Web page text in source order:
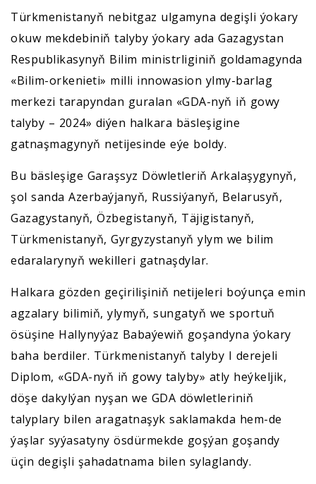
Türkmenistanyň nebitgaz ulgamyna degişli ýokary
okuw mekdebiniň talyby ýokary ada Gazagystan
Respublikasynyň Bilim ministrliginiň goldamagynda
«Bilim-orkenieti» milli innowasion ylmy-barlag
merkezi tarapyndan guralan «GDA-nyň iň gowy
talyby – 2024» diýen halkara bäsleşigine
gatnaşmagynyň netijesinde eýe boldy.
Bu bäsleşige Garaşsyz Döwletleriň Arkalaşygynyň,
şol sanda Azerbaýjanyň, Russiýanyň, Belarusyň,
Gazagystanyň, Özbegistanyň, Täjigistanyň,
Türkmenistanyň, Gyrgyzystanyň ylym we bilim
edaralarynyň wekilleri gatnaşdylar.
Halkara gözden geçirilişiniň netijeleri boýunça emin
agzalary bilimiň, ylymyň, sungatyň we sportuň
ösüşine Hallynyýaz Babaýewiň goşandyna ýokary
baha berdiler. Türkmenistanyň talyby I derejeli
Diplom, «GDA-nyň iň gowy talyby» atly heýkeljik,
döşe dakylýan nyşan we GDA döwletleriniň
talyplary bilen aragatnaşyk saklamakda hem-de
ýaşlar syýasatyny ösdürmekde goşýan goşandy
üçin degişli şahadatnama bilen sylaglandy.